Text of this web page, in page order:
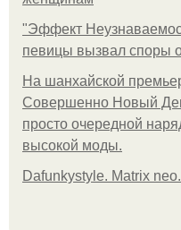
"Эффект
певицы вызвал споры
На шанхайской
Совершенно Новый
просто очередной
высокой моды.
Dafunkystyle. Matrix neo.